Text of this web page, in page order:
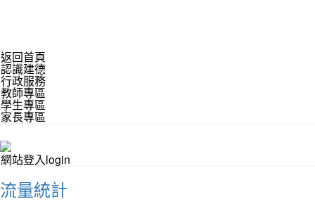
返回首頁
認識建德
行政服務
教師專區
學生專區
家長專區
網站登入login
流量統計